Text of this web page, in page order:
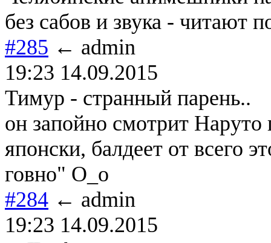
без сабов и звука - читают
#285 ← admin
19:23 14.09.2015
Тимур - странный парень..
он запойно смотрит
японски, балдеет от всего
говно" О_о
#284 ← admin
19:23 14.09.2015